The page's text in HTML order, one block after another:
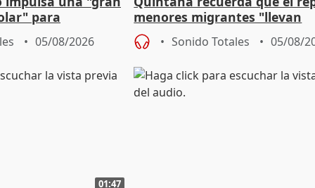
para
05/08/2026
menores migrantes "llevan
aportación del Gobierno"
Sonido Totales 05/08/
01:47